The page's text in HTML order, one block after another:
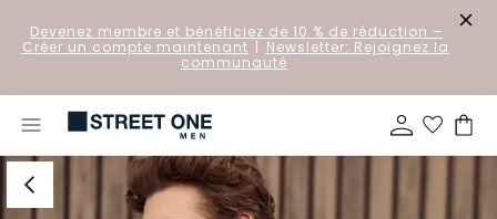
Devenez membre et bénéficiez de 10 % de réduction –
Créer un compte maintenant | Newsletter: Rejoignez la
communauté